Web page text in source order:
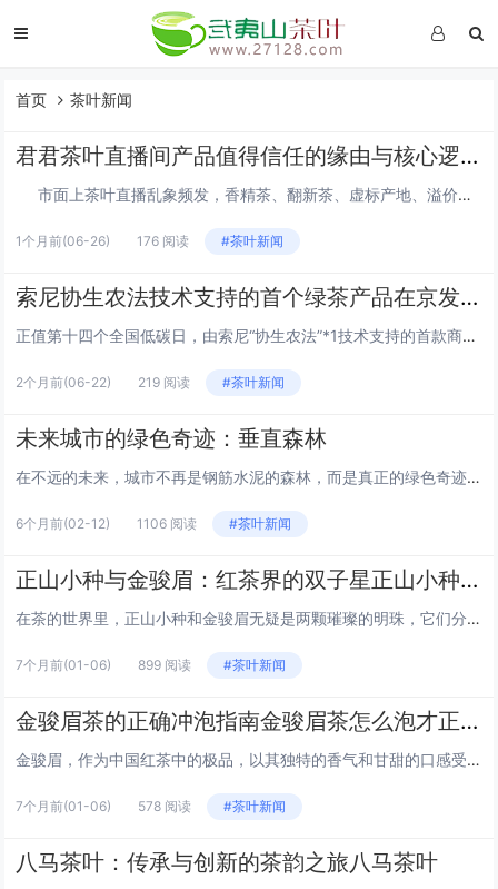
首页 茶叶新闻
君君茶叶直播间产品值得信任的缘由与核心逻辑
市面上茶叶直播乱象频发，香精茶、翻新茶、虚标产地、溢价严重、品质参差不齐等问题层出不穷，而君君茶叶直播间能够收获大量消费者认可、产品备受信赖，核心并非营销造势，而是从供应链源头、品控标准、专业壁垒、透...
1个月前(06-26) 176 阅读 #茶叶新闻
索尼协生农法技术支持的首个绿茶产品在京发布，探索可持续消费新实践
正值第十四个全国低碳日，由索尼“协生农法”*1技术支持的首款商业化绿茶产品于“2026‘食在朝阳’国际美食荟——国际美食与可持续发展”主题活动（下称“本活动”）正式发布。该产品来自安徽六安瓜片核心产区，由当地合作茶企负责生产、销售及相关售后...
2个月前(06-22) 219 阅读 #茶叶新闻
未来城市的绿色奇迹：垂直森林
在不远的未来，城市不再是钢筋水泥的森林，而是真正的绿色奇迹。我们将迎来一种全新的城市结构——垂直森林。这些建筑不仅仅是居住或工作的场所，它们是生态系统的一部分，是城市与自然和谐共存的典范。 垂直森林的概念 垂直森林的概念源于对城市化进程中...
6个月前(02-12) 1106 阅读 #茶叶新闻
正山小种与金骏眉：红茶界的双子星正山小种金骏眉哪个好
在茶的世界里，正山小种和金骏眉无疑是两颗璀璨的明珠，它们分别代表着中国红茶的两个流派，各自拥有独特的风味和历史背景。那么，正山小种和金骏眉哪个更好呢？这个问题并没有一个绝对的答案，因为它们各有千秋，适合不同人群和场合。本文将带你深入了解这...
7个月前(01-06) 899 阅读 #茶叶新闻
金骏眉茶的正确冲泡指南金骏眉茶怎么泡才正确
金骏眉，作为中国红茶中的极品，以其独特的香气和甘甜的口感受到茶友们的喜爱。正确冲泡金骏眉，不仅能保留其天然风味，更能体验到茶中的层次感。以下是金骏眉茶的正确冲泡步骤，让我们一起来探索如何将这杯茶的潜力发挥到极致。 准备工具 金骏眉茶叶：...
7个月前(01-06) 578 阅读 #茶叶新闻
八马茶叶：传承与创新的茶韵之旅八马茶叶